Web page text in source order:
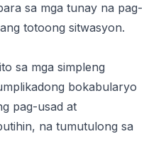
sa mga tunay na pag-
totoong sitwasyon.
sa mga simpleng
bokabularyo
pag-usad at
na tumutulong sa